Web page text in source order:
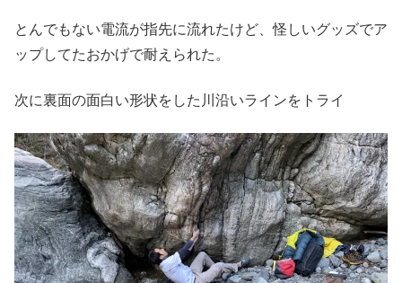
とんでもない電流が指先に流れたけど、怪しいグッズでア
ップしてたおかげで耐えられた。
次に裏面の面白い形状をした川沿いラインをトライ